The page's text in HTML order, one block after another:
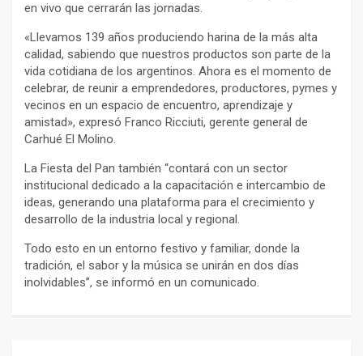
en vivo que cerrarán las jornadas.
«Llevamos 139 años produciendo harina de la más alta
calidad, sabiendo que nuestros productos son parte de la
vida cotidiana de los argentinos. Ahora es el momento de
celebrar, de reunir a emprendedores, productores, pymes y
vecinos en un espacio de encuentro, aprendizaje y
amistad», expresó Franco Ricciuti, gerente general de
Carhué El Molino.
La Fiesta del Pan también “contará con un sector
institucional dedicado a la capacitación e intercambio de
ideas, generando una plataforma para el crecimiento y
desarrollo de la industria local y regional.
Todo esto en un entorno festivo y familiar, donde la
tradición, el sabor y la música se unirán en dos días
inolvidables”, se informó en un comunicado.